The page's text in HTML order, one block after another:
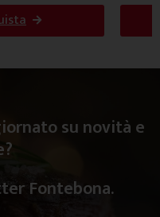
su novità e
Fontebona.